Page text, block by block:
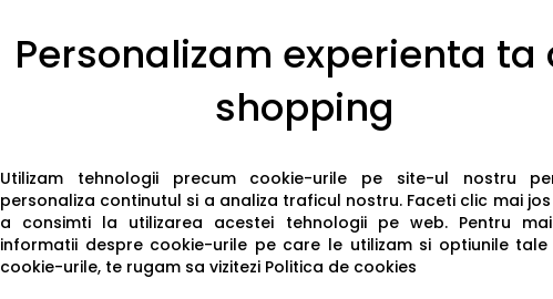
Personalizam experienta ta
shopping
Utilizam tehnologii precum cookie-urile pe site-ul nostru
personaliza continutul si a analiza traficul nostru. Faceti clic mai
a consimti la utilizarea acestei tehnologii pe web. Pentru
informatii despre cookie-urile pe care le utilizam si optiunile tale
cookie-urile, te rugam sa vizitezi Politica de cookies